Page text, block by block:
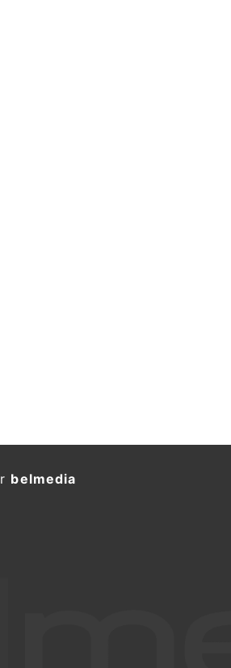
belmedia